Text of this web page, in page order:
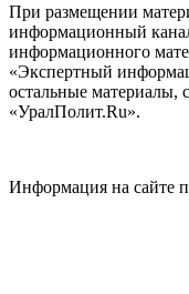
При размещении
информационный
информационного
«Экспертный
остальные материалы,
«УралПолит.Ru».
Информация на сайте